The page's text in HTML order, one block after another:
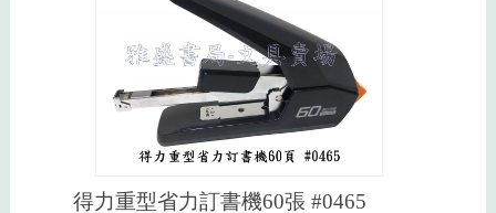
得力重型省力訂書機60張 #0465